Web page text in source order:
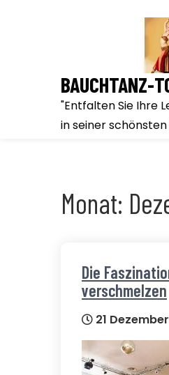
BAUCHTANZ-
"Entfalten Sie Ihre
in seiner schönsten
Monat:
Die
verschmelzen
21